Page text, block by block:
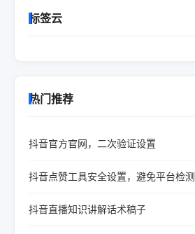
标签云
热门推荐
抖音官方官网，二次验证设置
抖音点赞工具安全设置，避免平台检测
抖音直播知识讲解话术稿子